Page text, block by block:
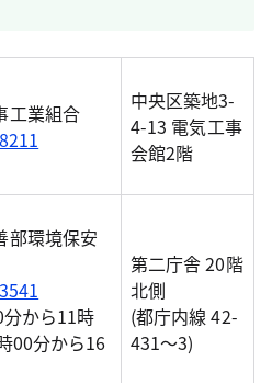
工業組合
中央区築地3-
4-13 電気工事
会館2階
部環境保安
分から11時
00分から16
第二庁舎 20階
北側
(都庁内線 42-
431～3)